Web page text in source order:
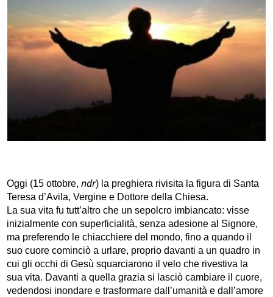
Oggi (15 ottobre,ndr) la preghiera rivisita la figura di Santa
Teresa d’Avila, Vergine e Dottore della Chiesa.
La sua vita fu tutt’altro che un sepolcro imbiancato: visse
inizialmente con superficialità, senza adesione al Signore,
ma preferendo le chiacchiere del mondo, fino a quando il
suo cuore cominciò a urlare, proprio davanti a un quadro in
cui gli occhi di Gesù squarciarono il velo che rivestiva la
sua vita. Davanti a quella grazia si lasciò cambiare il cuore,
vedendosi inondare e trasformare dall’umanità e dall’amore